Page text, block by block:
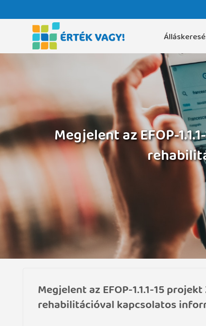
Megjelent az EFOP-
Megjelent az EFOP-1.1.1-15
rehabilitációval kapcsolatos